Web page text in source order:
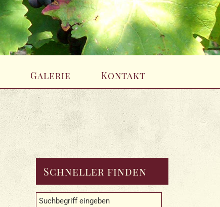
Galerie Kontakt
Schneller finden